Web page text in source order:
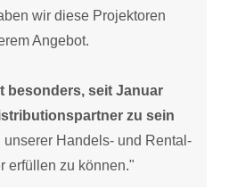
wir diese Projektoren
Angebot.
besonders, seit Januar
zu sein
unserer Handels- und Rental-
erfüllen zu können."